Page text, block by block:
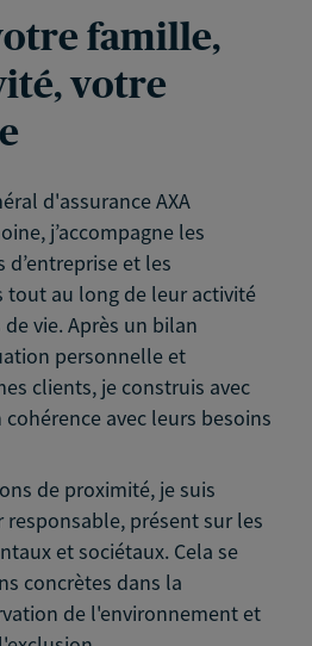
famille,
votre
d'assurance AXA
j’accompagne les
et les
tout au long de leur activité
vie. Après un bilan
personnelle et
clients, je construis avec
avec leurs besoins
de proximité, je suis
présent sur les
et sociétaux. Cela se
concrètes dans la
de l'environnement et